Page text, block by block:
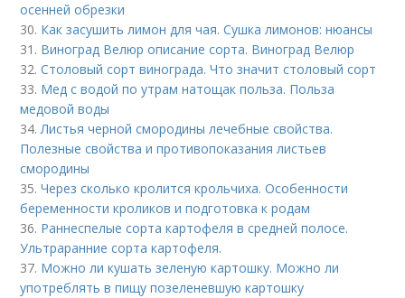
осенней обрезки
30. Как засушить лимон для чая. Сушка лимонов: нюансы
31. Виноград Велюр описание сорта. Виноград Велюр
32.Столовый сорт винограда. Что значит столовый сорт
33. Мед с водой по утрам натощак польза. Польза
медовой воды
34.Листья черной смородины лечебные свойства.
Полезные свойства и противопоказания листьев
смородины
35.Через сколько кролится крольчиха. Особенности
беременности кроликов и подготовка к родам
36. Раннеспелые сорта картофеля в средней полосе.
Ультраранние сорта картофеля.
37. Можно ли кушать зеленую картошку. Можно ли
употреблять в пищу позеленевшую картошку